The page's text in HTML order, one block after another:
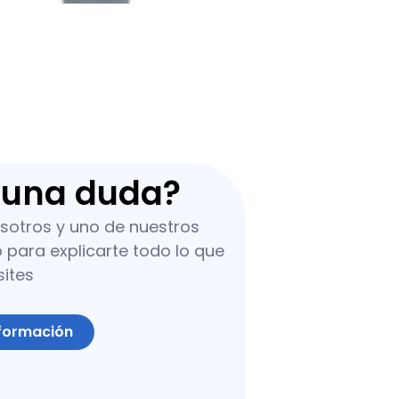
duda?
y uno de nuestros
explicarte todo lo que